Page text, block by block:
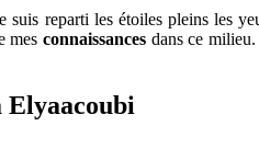
suis reparti les étoiles pleins les
mes connaissancesdans ce milieu.
Elyaacoubi